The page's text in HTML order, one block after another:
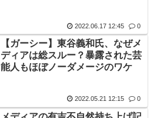
2022.06.17 12:45 0
【ガーシー】東谷義和氏、なぜメ
ディアは総スルー？暴露された芸
能人もほぼノーダメージのワケ
2022.05.21 12:15 0